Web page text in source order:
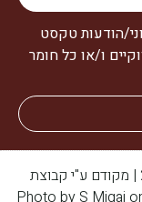
הודעות טקסט
ו/או כל חומר
כל הזכויות שמורות לכל יקב | 2022-2023 | מקודם ע"י קבוצת
S Migaj